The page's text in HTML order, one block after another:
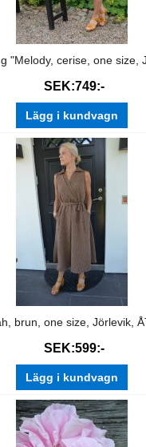
"Melody, cerise, one size,
SEK:749:-
Lägg i kundvagn
brun, one size, Jörlevik,
SEK:599:-
Lägg i kundvagn